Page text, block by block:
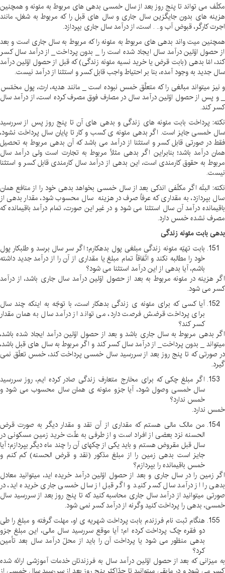
مکلّف می تواند تا پنج روز بعد از سال خمسی بدهی های مربوط به مئونه و همچنین
هزینه های بدون جایگزین سال جاری و سال های قبل را که مربوط به شغل، مانند
اجرت کارگر، قبوض آب و.. . است، از درآمد سال جاری بپردازد.
همچنین میت واند بدهی های مربوط به مئونه را که مربوط به سال جاری است و بعد
از حصول اوّلین درآمد سال ایجاد شده است را _ بدون پرداخت _ از درآمد سال کسر
کند، امّا بدهی (بابت قرض یا خرید نسیه مئونه زندگی) که قبل از حصول اوّلین درآمد
سال جدید به وجود آمده، بنا بر احتیاط واجب قابل کسر و استثنا از درآمد نیست.
و نیز میتواند مبالغی را که متعلَّق خمس نبوده است _ مانند هدیه، ارث، پول مخمّس
_ و پس از حصول اوّلین درآمد سال در مصارف فوق مصرف کرده است، از درآمد سال
کسر کند.
نکته: پرداخت بابت مئونه های زندگی و بدهی های آن تا پنج روز پس از سررسید
سال خمسی جایز است. اگر بدهی مئونه ی کسب و کار تا پایان سال پرداخت نشود،
فقط در صورتی قابل کسر و استثنا از درآمد می باشد که آن بدهی مربوط به تحصیل
همان درآمد باشد؛ بنابراین اگر بدهی مثلاً مربوط به تجارت است ولی درآمد سال
مربوط به حقوق کارمندی است، این بدهی از درآمد سال کارمندی قابل کسر و استثنا
نیست.
نکته: البتّه اگر مکلّفی اندکی بعد از سال خمسی بخواهد بدهی خود را از منافع همان
سال بپردازد، به مقداری که عرفاً صرف در هزینه سال محسوب شود، مقدار بدهی از
باقیمانده درآمد آن سال استثنا می شود و در غیر این صورت، تمام درآمد باقیمانده که
مصرف نشده خمس دارد.
بدهی بابت مئونه زندگی
بابت تهیّه مئونه زندگی مبلغی پول بدهکارم؛ اگر سر سال برسد و طلبکار پول
خود را مطالبه نکند و اتّفاقاً تمام مبلغ یا مقداری از آن را از درآمد جدید داشته
باشم، آیا بدهی از این درآمد استثنا می شود؟
اگر هزینه در مئونه مربوط به بعد از حصول اوّلین درآمد سال جاری باشد، از درآمد
کسر می شود.
آیا کسی که برای مئونه ی زندگی بدهکار است، با توجّه به اینکه چند سال
برای پرداخت قرضش فرصت دارد، می تواند از درآمد سال به همان مقدار
کسر کند؟
اگر بدهی مربوط به سال جاری باشد و بعد از حصول اوّلین درآمد ایجاد شده باشد،
میتواند _ بدون پرداخت _ از درآمد سال کسر کند و اگر مربوط به سال های قبل باشد،
در صورتی که تا پنج روز بعد از سررسید سال خمسی پرداخت کند، خمس تعلّق نمی
گیرد.
اگر مبلغ چکی که برای مخارج متعارف زندگی صادر کرده ایم، روز سررسید
سال خمسی وصول شود، آیا جزو مئونه ی همان سال محسوب می شود و
خمس ندارد؟
خمس ندارد.
من مالک مالی هستم که مقداری از آن نقد و مقدار دیگر به صورت قرض
الحسنه نزد بعضی از افراد است و از طرفی به علّت خرید زمین مسکونی در
سال قبل مقروض هستم و باید یکی از چکهای آن را چند ماه دیگر بپردازم؛ آیا
جایز است بدهی زمین را از مبلغ مذکور (نقد و قرض الحسنه) کم کنم و
خمس باقیمانده را بپردازم؟
اگر زمین را در سال جاری و بعد از حصول اوّلین درآمد خریده اید، میتوانید معادل
بدهی را از درآمد سال کسر کنید و اگر قبل از سال خمسی جاری خریده اید، در
صورتی میتوانید از درآمد سال جاری محاسبه کنید که تا پنج روز بعد از سررسید سال
خمسی، بدهی را پرداخت کنید وگرنه از درآمد کسر نمی شود.
هنگام ثبت نام فرزندم بابت پرداخت شهریه ی او، مهلت گرفته و مبلغ را طی
دو فقره چک پرداخت کرده ام؛ آیا موقع سررسید سال مالی، این مبلغ جزو
بدهی منظور می شود یا پرداخت آن را باید از محلّ درآمد سال بعد تأمین
کرد؟
به میزانی که بعد از حصول اوّلین درآمد سال به فرزندتان خدمات آموزشی ارائه شده